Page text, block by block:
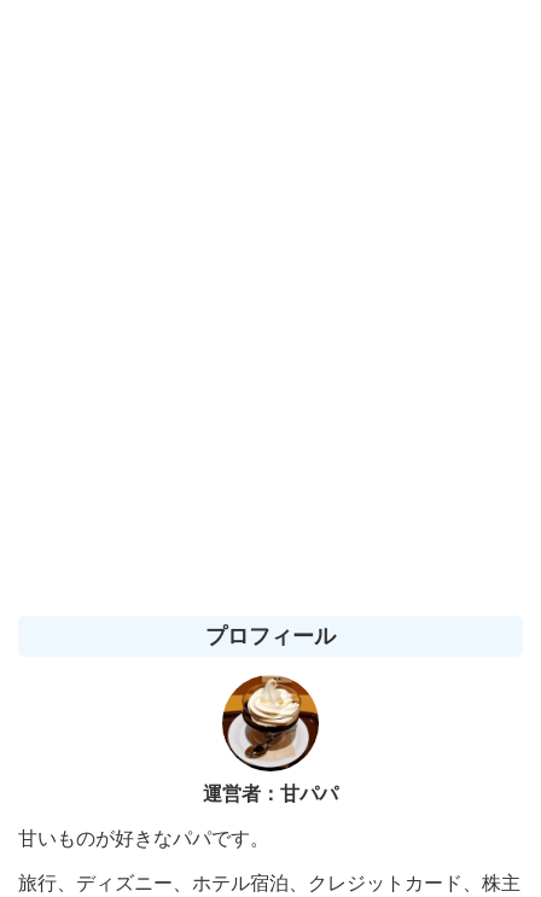
プロフィール
運営者：甘パパ
甘いものが好きなパパです。
旅行、ディズニー、ホテル宿泊、クレジットカード、株主